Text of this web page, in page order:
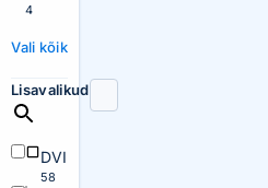
4
Vali kõik
Lisavalikud
DVI
58